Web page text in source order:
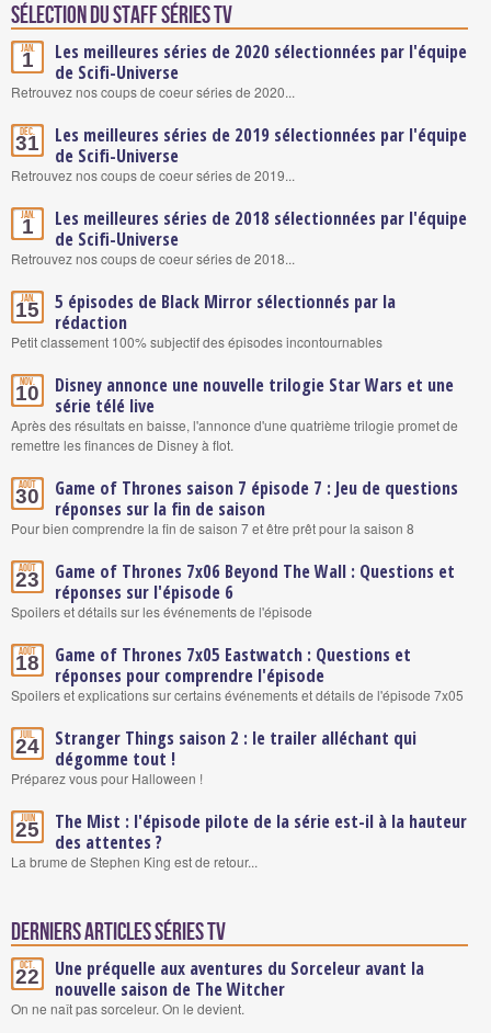
Sélection du staff Séries TV
Jan.
1
Les meilleures séries de 2020 sélectionnées par l'équipe
de Scifi-Universe
Retrouvez nos coups de coeur séries de 2020...
Déc.
31
Les meilleures séries de 2019 sélectionnées par l'équipe
de Scifi-Universe
Retrouvez nos coups de coeur séries de 2019...
Jan.
1
Les meilleures séries de 2018 sélectionnées par l'équipe
de Scifi-Universe
Retrouvez nos coups de coeur séries de 2018...
Jan.
15
5 épisodes de Black Mirror sélectionnés par la
rédaction
Petit classement 100% subjectif des épisodes incontournables
Nov.
10
Disney annonce une nouvelle trilogie Star Wars et une
série télé live
Après des résultats en baisse, l'annonce d'une quatrième trilogie promet de
remettre les finances de Disney à flot.
Août
30
Game of Thrones saison 7 épisode 7 : Jeu de questions
réponses sur la fin de saison
Pour bien comprendre la fin de saison 7 et être prêt pour la saison 8
Août
23
Game of Thrones 7x06 Beyond The Wall : Questions et
réponses sur l'épisode 6
Spoilers et détails sur les événements de l'épisode
Août
18
Game of Thrones 7x05 Eastwatch : Questions et
réponses pour comprendre l'épisode
Spoilers et explications sur certains événements et détails de l'épisode 7x05
Juil.
24
Stranger Things saison 2 : le trailer alléchant qui
dégomme tout !
Préparez vous pour Halloween !
Juin
25
The Mist : l'épisode pilote de la série est-il à la hauteur
des attentes ?
La brume de Stephen King est de retour...
Derniers articles Séries TV
Oct.
22
Une préquelle aux aventures du Sorceleur avant la
nouvelle saison de The Witcher
On ne naît pas sorceleur. On le devient.